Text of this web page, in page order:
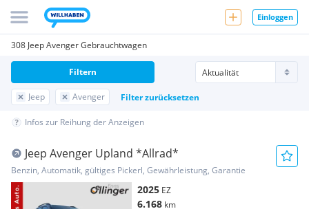
Einloggen
308 Jeep Avenger Gebrauchtwagen
Jeep Avenger Filter zurücksetzen
Filtern
Infos zur Reihung der Anzeigen
Jeep Avenger Upland *Allrad*
Benzin, Automatik, gültiges Pickerl, Gewährleistung, Garantie
2025 EZ
6.168 km